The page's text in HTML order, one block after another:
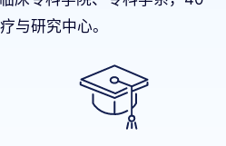
与研究中心。